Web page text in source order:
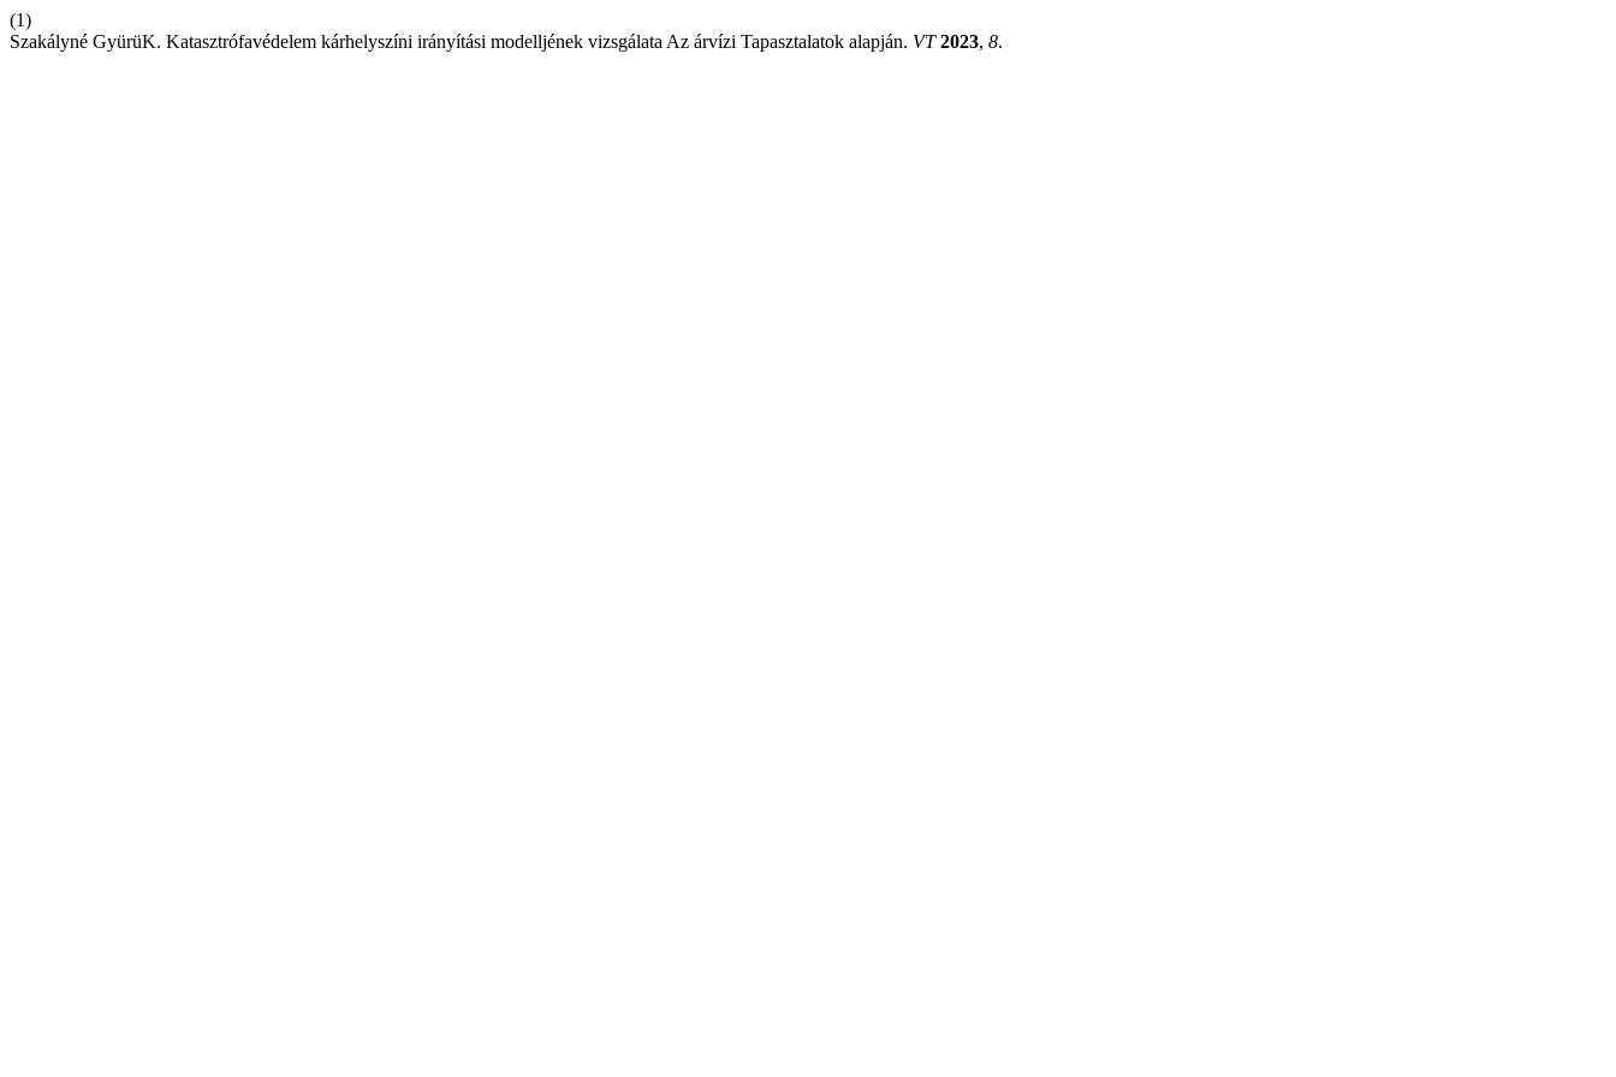
(1)
Szakályné GyürüK. Katasztrófavédelem kárhelyszíni irányítási modelljének vizsgálata Az árvízi Tapasztalatok alapján. VT 2023, 8.